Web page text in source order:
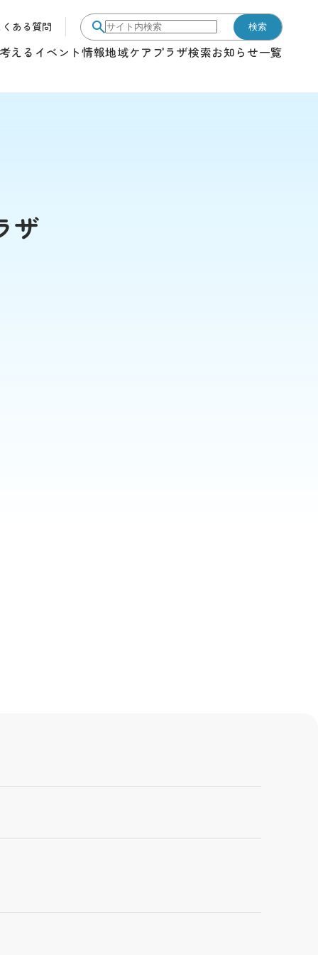
くある質問
サイト内検索
検索
える イベント情報地域ケアプラザ検索お知らせ一覧
ザ